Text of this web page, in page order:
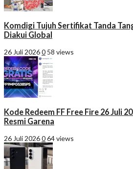
Komdigi Tujuh Sertifikat Tanda
Diakui Global
26 Juli 20260 58 views
Kode Redeem FF Free Fire 26 Juli
Resmi Garena
26 Juli 2026064 views